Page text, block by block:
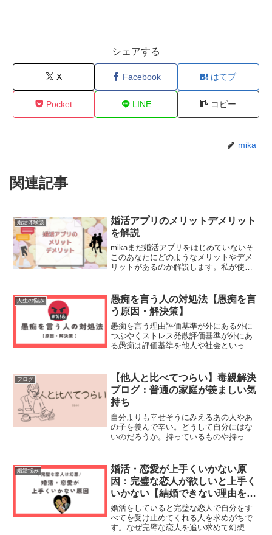
シェアする
X Facebook はてブ
Pocket LINE コピー
mika
関連記事
婚活体験談
婚活アプリのメリットデメリット
を解説
mikaまだ婚活アプリをはじめていないそ
このあなたにどのようなメリットやデメ
リットがあるのか解説します。私が使っ
家にいながら出会える出会える人数が多
い時間の有効活用価格...
人生の悩み
愚痴を言う人の対処法【愚痴を言
う原因・解決策】
愚痴を言う理由評価基準が外にある外に
つぶやくストレス発散評価基準が外にあ
る愚痴は評価基準を他人や社会といった
痴に繋がります。評価基準が内側(自分自
身)にある人は、自分は...
ブログ
【他人と比べてつらい】毒親解決
ブログ：普通の家庭が羨ましい気
持ち
自分よりも幸せそうにみえるあの人やあ
の子を羨んで辛い。どうして自分にはな
いのだろうか。持っているものや持って
ステージにいない自分に腹が立つのだ。
恋人がいる、結婚している...
婚活悩み
婚活・恋愛が上手くいかない原
因：完璧な恋人が欲しいと上手く
いかない【結婚できない理由を解
決】
婚活をしていると完璧な恋人で自分をす
べてを受け止めてくれる人を求めがちで
す。なぜ完璧な恋人を追い求めて幻想を